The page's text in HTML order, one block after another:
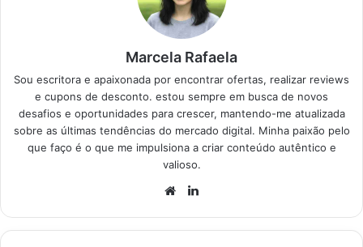
Marcela Rafaela
Sou escritora e apaixonada por encontrar ofertas, realizar reviews
e cupons de desconto. estou sempre em busca de novos
desafios e oportunidades para crescer, mantendo-me atualizada
sobre as últimas tendências do mercado digital. Minha paixão pelo
que faço é o que me impulsiona a criar conteúdo autêntico e
valioso.
Website